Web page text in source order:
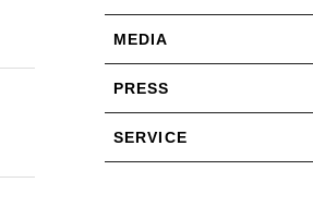
MEDIA
PRESS
SERVICE